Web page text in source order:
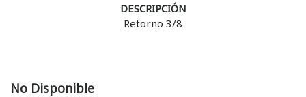
DESCRIPCIÓN
Retorno 3/8
No Disponible